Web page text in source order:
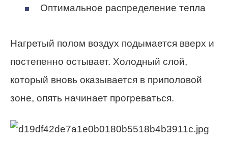
Оптимальное распределение тепла
Нагретый полом воздух подымается вверх и
постепенно остывает. Холодный слой,
который вновь оказывается в приполовой
зоне, опять начинает прогреваться.